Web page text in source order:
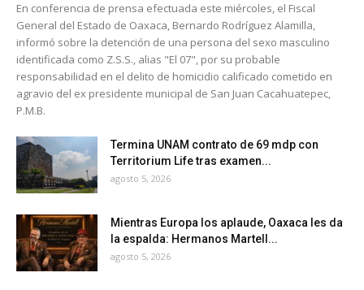
En conferencia de prensa efectuada este miércoles, el Fiscal
General del Estado de Oaxaca, Bernardo Rodríguez Alamilla,
informó sobre la detención de una persona del sexo masculino
identificada como Z.S.S., alias "El 07", por su probable
responsabilidad en el delito de homicidio calificado cometido en
agravio del ex presidente municipal de San Juan Cacahuatepec,
P.M.B.
Termina UNAM contrato de 69 mdp con
Territorium Life tras examen...
agosto 5, 2026
Mientras Europa los aplaude, Oaxaca les da
la espalda: Hermanos Martell...
agosto 5, 2026